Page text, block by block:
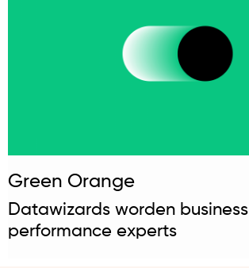
Green Orange
Datawizards worden business
performance experts